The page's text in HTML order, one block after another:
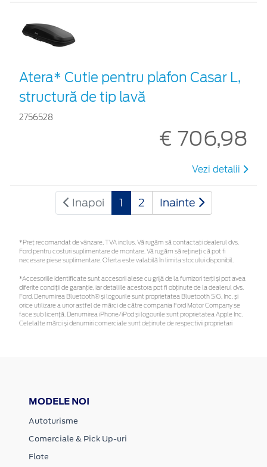
Atera* Cutie pentru plafon Casar L,
structură de tip lavă
2756528
€ 706,98
Vezi detalii
Inapoi 1 2 Inainte
*Preţ recomandat de vânzare, TVA inclus. Vă rugăm să contactaţi dealerul dvs.
Ford pentru costuri suplimentare de montare. Vă rugăm să rețineți că pot fi
necesare piese suplimentare. Oferta este valabilă în limita stocului disponibil.
*Accesoriile identificate sunt accesorii alese cu grijă de la furnizori terți și pot avea
diferite condiții de garanție, iar detaliile acestora pot fi obținute de la dealerul dvs.
Ford. Denumirea Bluetooth® și logourile sunt proprietatea Bluetooth SIG, Inc. și
orice utilizare a unor astfel de mărci de către compania Ford Motor Company se
face sub licență. Denumirea iPhone/iPod și logourile sunt proprietatea Apple Inc.
Celelalte mărci și denumiri comerciale sunt deținute de respectivii proprietari
MODELE NOI
Autoturisme
Comerciale & Pick Up-uri
Flote